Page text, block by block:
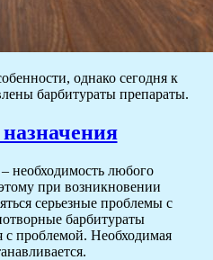
однако сегодня к
барбитураты препараты.
необходимость любого
при возникновении
серьезные проблемы с
барбитураты
с проблемой. Необходимая